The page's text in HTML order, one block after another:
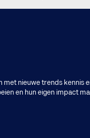
nieuwe trends kennis
en hun eigen impact